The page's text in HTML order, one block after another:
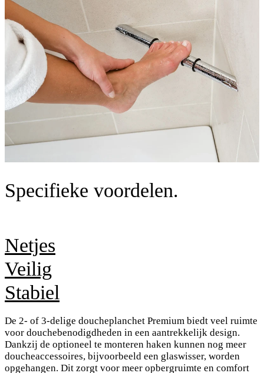
Specifieke voordelen.
Netjes
De 2- of 3-delige doucheplanchet Premium biedt veel ruimte
voor douchebenodigdheden in een aantrekkelijk design.
Dankzij de optioneel te monteren haken kunnen nog meer
doucheaccessoires, bijvoorbeeld een glaswisser, worden
opgehangen. Dit zorgt voor meer opbergruimte en comfort
Veilig
Stabiel